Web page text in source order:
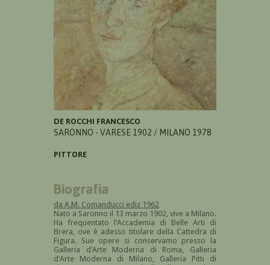
DE ROCCHI FRANCESCO
SARONNO - VARESE 1902 / MILANO 1978
PITTORE
Biografia
da A.M. Comanducci ediz 1962
Nato a Saronno il 13 marzo 1902, vive a Milano.
Ha frequentato l'Accademia di Belle Arti di
Brera, ove è adesso titolare della Cattedra di
Figura. Sue opere si conservamo presso la
Galleria d'Arte Moderna di Roma, Galleria
d'Arte Moderna di Milano, Galleria Pitti di